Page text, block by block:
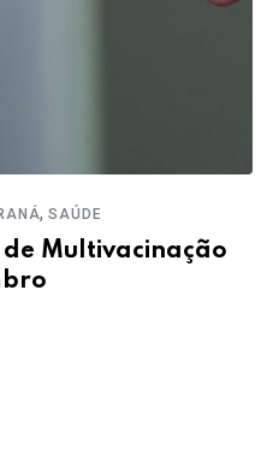
,SAÚDE
Multivacinação